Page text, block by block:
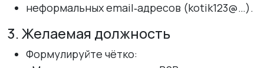
неформальных email‑адресов (kotik123@…).
3. Желаемая должность
Формулируйте чётко: